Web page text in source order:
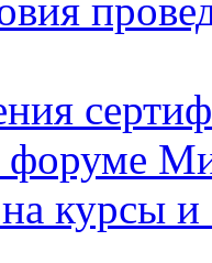
форуме
на курсы